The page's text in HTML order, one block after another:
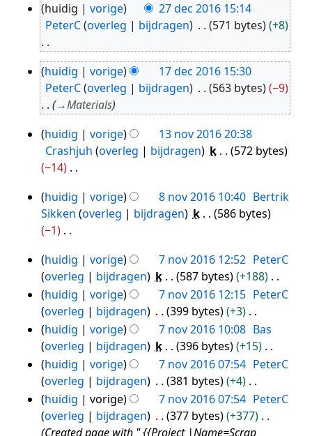
27
dec
2016
huidig vorige
27 dec 2016 15:14
PeterC overleg bijdragen 571 bytes +8
G
e
e
n
e
w
e
r
k
i
g
s
s
a
m
e
n
v
a
t
t
17
dec
2016
huidig vorige
17 dec 2016 15:30
PeterC overleg bijdragen 563 bytes
−9
→Materials
13
nov
2016
huidig vorige
13 nov 2016 20:38
Crashjuh overleg bijdragen k
572 bytes
−14
e
e
n
e
w
e
r
k
i
n
g
s
s
8
nov
2016
huidig vorige 8 nov 2016 10:40 Bertrik
Sikken overleg bijdragen k
586 bytes
−1
e
e
n
b
e
w
e
r
k
i
n
7
nov
2016
huidig vorige 7 nov 2016 12:52 PeterC
overleg
bijdragen k 587 bytes
+188
G
e
e
n
b
e
w
e
r
huidig vorige 7 nov 2016 12:15 PeterC
overleg
bijdragen 399 bytes
+3
G
e
e
n
b
e
w
huidig vorige 7 nov 2016 10:08 Bas
overleg
bijdragen k 396 bytes
+15
G
e
e
n
b
huidig vorige 7 nov 2016 07:54 PeterC
overleg
bijdragen 381 bytes
+4
G
e
e
huidig vorige 7 nov 2016 07:54 PeterC
overleg
bijdragen 377 bytes
+377
Created page with " {{Project |Name=Scrap